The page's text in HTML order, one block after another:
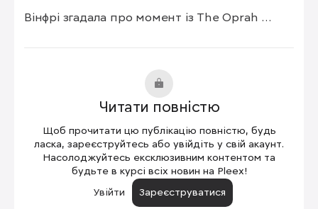
Вінфрі згадала про момент із The Oprah
тоді втратила ведуча – щоб показати, чого
Вінфрі, вона шкодує про цей момент.
У коментарях під прямим ефіром багато
жінок висловили підтримку ведучій і
поділилися власним досвідом, коли їй
ганьбили й дискримінували за вагу.
Читати повністю
Щоб прочитати цю публікацію повністю, будь
ласка, зареєструйтесь або увійдіть у свій акаунт.
Насолоджуйтесь ексклюзивним контентом та
будьте в курсі всіх новин на Pleex!
Увійти
Зареєструватися